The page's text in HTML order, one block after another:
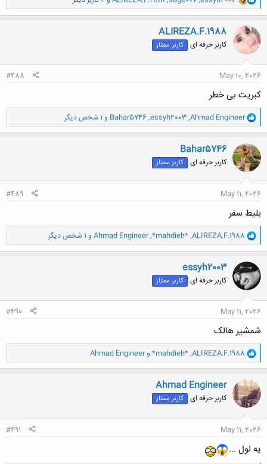
ا
ک
ش
ه
:
ALIREZA.F.1988
کاربر حرفه ای کاربر ممتاز
May 10, 2026
#488
کبریت بی خطر
و
ا
ک
ن
ش
ه
ا
Ahmad Engineer
,
essyh2003
,
Bahar5746 و 1 شخص دیگر
Bahar5746
کاربر حرفه ای کاربر ممتاز
May 11, 2026
#489
بلیط سفر
و
ا
ک
ن
ش
ه
ا
ALIREZA.F.1988
,
*mahdieh*
,
Ahmad Engineer و 1 شخص دیگر
essyh2003
کاربر حرفه ای کاربر ممتاز
May 11, 2026
#490
شمشیر هالک
و
ا
ک
ن
ش
ه
ا
ALIREZA.F.1988
,
*mahdieh* وAhmad Engineer
Ahmad Engineer
کاربر حرفه ای کاربر ممتاز
May 11, 2026
#491
یه لول ...